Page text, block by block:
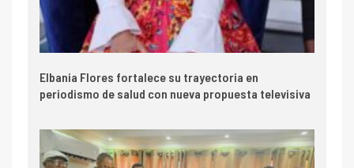
Elbania Flores fortalece su trayectoria en
periodismo de salud con nueva propuesta televisiva